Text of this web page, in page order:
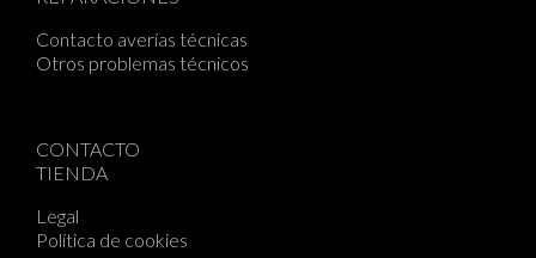
Contacto averías técnicas
Otros problemas técnicos
CONTACTO
TIENDA
Legal
Política de cookies